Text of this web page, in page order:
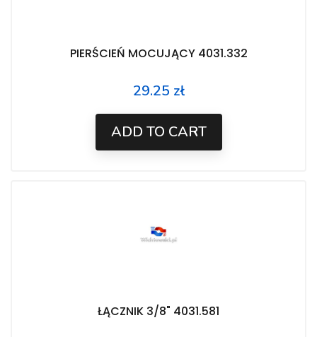
PIERŚCIEŃ MOCUJĄCY 4031.332
Price
29.25 zł
ADD TO CART
ŁĄCZNIK 3/8" 4031.581